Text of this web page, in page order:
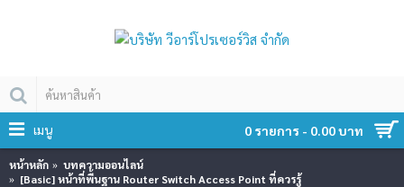
0 รายการ - 0.00 บาท
เมนู
หน้าหลัก
บทความออนไลน์
[Basic] หน้าที่พื้นฐาน Router Switch Access Point ที่ควรรู้